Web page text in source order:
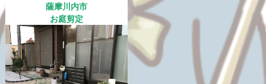
薩摩川内市
お庭剪定